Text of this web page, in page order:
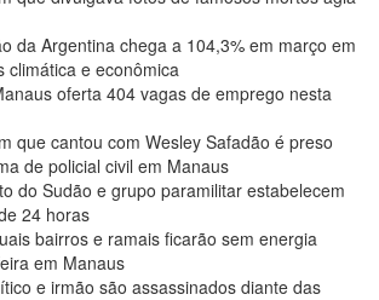
da Argentina chega a 104,3% em março em
climática e econômica
oferta 404 vagas de emprego nesta
que cantou com Wesley Safadão é preso
de policial civil em Manaus
do Sudão e grupo paramilitar estabelecem
24 horas
bairros e ramais ficarão sem energia
em Manaus
e irmão são assassinados diante das